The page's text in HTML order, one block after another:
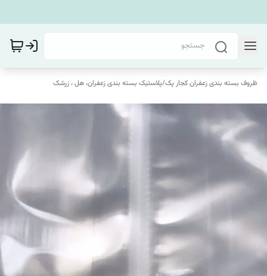
ظروف بسته بندی زعفران کجار پک/پلاستیک بسته بندی زعفران، هل ، زرشک